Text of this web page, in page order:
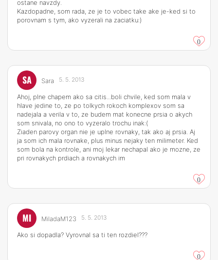
ostane navzdy.
Kazdopadne, som rada, ze je to vobec take ake je-ked si to
porovnam s tym, ako vyzerali na zaciatku:)
0
SA Sara 5. 5. 2013
Ahoj, plne chapem ako sa citis...boli chvile, ked som mala v
hlave jedine to, ze po tolkych rokoch komplexov som sa
nadejala a verila v to, ze budem mat konecne prsia o akych
som snivala, no ono to vyzeralo trochu inak:(
Ziaden parovy organ nie je uplne rovnaky, tak ako aj prsia. Aj
ja som ich mala rovnake, plus minus nejaky ten milimeter. Ked
som bola na kontrole, ani moj lekar nechapal ako je mozne, ze
pri rovnakych prdiach a rovnakych im
0
MI MiladaM123 5. 5. 2013
Ako si dopadla? Vyrovnal sa ti ten rozdiel???
0